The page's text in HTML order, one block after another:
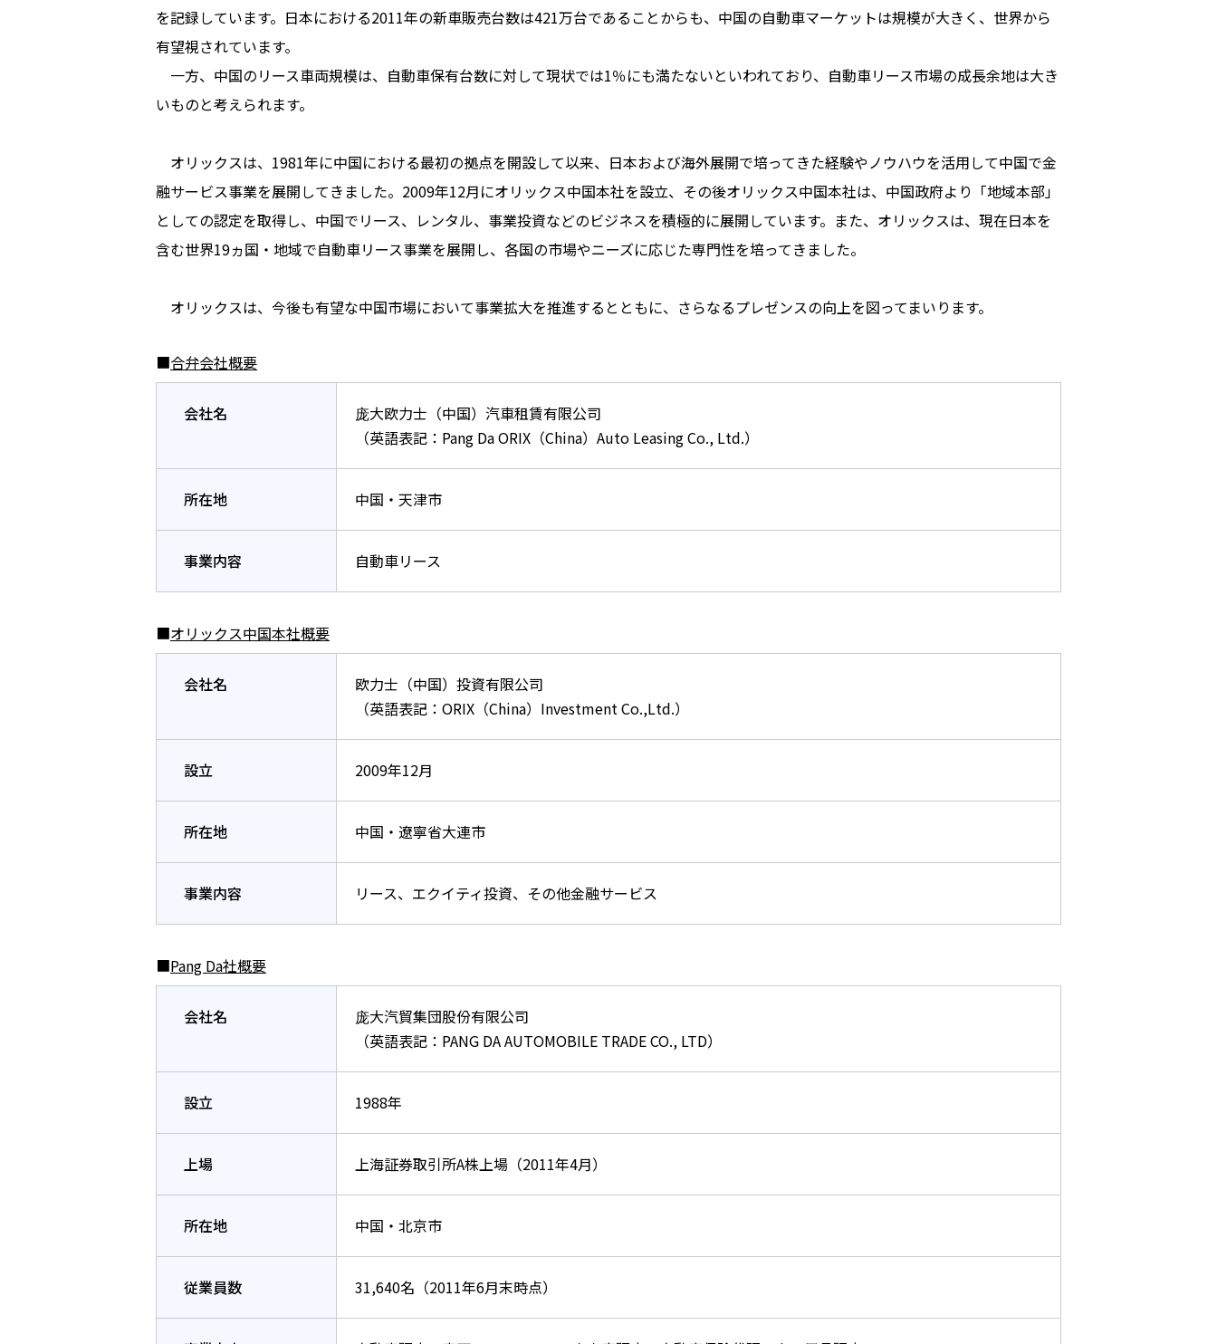
を記録しています。日本における2011年の新車販売台数は421万台であることからも、中国の自動車マーケットは規模が大きく、世界から
有望視されています。
一方、中国のリース車両規模は、自動車保有台数に対して現状では1％にも満たないといわれており、自動車リース市場の成長余地は大き
いものと考えられます。
オリックスは、1981年に中国における最初の拠点を開設して以来、日本および海外展開で培ってきた経験やノウハウを活用して中国で金
融サービス事業を展開してきました。2009年12月にオリックス中国本社を設立、その後オリックス中国本社は、中国政府より「地域本部」
としての認定を取得し、中国でリース、レンタル、事業投資などのビジネスを積極的に展開しています。また、オリックスは、現在日本を
含む世界19ヵ国・地域で自動車リース事業を展開し、各国の市場やニーズに応じた専門性を培ってきました。
オリックスは、今後も有望な中国市場において事業拡大を推進するとともに、さらなるプレゼンスの向上を図ってまいります。
■合弁会社概要
会社名
庞大欧力士（中国）汽車租賃有限公司
（英語表記：Pang Da ORIX（China）Auto Leasing Co., Ltd.）
所在地 中国・天津市
事業内容 自動車リース
■オリックス中国本社概要
会社名
欧力士（中国）投資有限公司
（英語表記：ORIX（China）Investment Co.,Ltd.）
設立 2009年12月
所在地 中国・遼寧省大連市
事業内容 リース、エクイティ投資、その他金融サービス
■Pang Da社概要
会社名
庞大汽貿集団股份有限公司
（英語表記：PANG DA AUTOMOBILE TRADE CO., LTD）
設立 1988年
上場 上海証券取引所A株上場（2011年4月）
所在地 中国・北京市
従業員数 31,640名（2011年6月末時点）